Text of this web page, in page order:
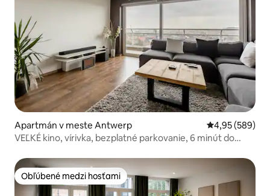
Apartmán v meste Antwerp Priemerné
4,95 (589)
VEĽKÉ kino, vírivka, bezplatné parkovanie, 6 minút do
Obľúbené medzi hosťami
Obľúbené medzi hosťami